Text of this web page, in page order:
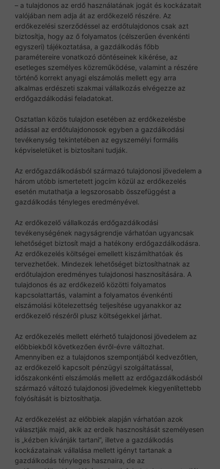
– a tulajdonos az erdő használatának jogát és kockázatait
valójában nem adja át az erdőkezelő részére. Az
erdőkezelési szerződéssel az erdőtulajdonos csak azt
biztosítja, hogy az ő folyamatos (célszerűen évenkénti
egyszeri) tájékoztatása, a gazdálkodás főbb
paramétereire vonatkozó döntéseinek kikérése, az
esetleges személyes közreműködése, valamint a részére
történő korrekt anyagi elszámolás mellett egy arra
alkalmas erdészeti szakmai vállalkozás elvégezze az
erdőgazdálkodási feladatokat.
Osztatlan közös tulajdon esetében az erdőkezelésbe
adással az erdőtulajdonosok egyben a gazdálkodási
tevékenység tekintetében az egyszemélyi formális
képviseletüket is biztosítani tudják.
Az erdőgazdálkodásból származó tulajdonosi jövedelem a
három utóbb ismertetett jogcím közül az erdőkezelés
esetén mutathatja a legszorosabb összefüggést a
gazdálkodás tényleges eredményével.
Az erdőkezelő vállalkozás erdőgazdálkodási
tevékenységének nagyságrendje várhatóan ugyancsak
lehetőséget biztosít majd a hatékony erdőgazdálkodásra.
Az erdőkezelés költségei emellett kiszámíthatóak és
tervezhetőek. Mindezek lehetőséget biztosíthatnak az
erdőtulajdon eredményes tulajdonosi hasznosítására. A
tulajdonos és az erdőkezelő közötti folyamatos
kapcsolattartás, valamint a folyamatos évenkénti
elszámolási kötelezettség teljesítése ugyanakkor az
erdőkezelő részéről plusz költségekkel járhat.
Az erdőkezelés mellett elérhető tulajdonosi jövedelem az
előbbiekből következően évről-évre változhat.
Amennyiben ez a tulajdonos szempontjából kedvezőtlen,
az erdőkezelő kapcsolt pénzügyi szolgáltatással,
időszakonkénti elszámolás mellett az erdőgazdálkodásból
származó változó tulajdonosi jövedelmek kiegyenlítettebb
folyósítását is biztosíthatja.
Az erdőkezelést az előbbiek alapján várhatóan azok
választják majd, akik az erdeik hasznosítását személyesen
is „kézben kívánják tartani”, illetve a gazdálkodás
kockázatainak vállalása mellett igényt tartanak a
gazdálkodás tényleges hasznaira, de az